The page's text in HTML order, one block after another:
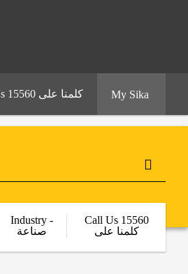
Call Us 15560 كلمنا على My Sika
Industry -
صناعة
Call Us 15560
كلمنا على